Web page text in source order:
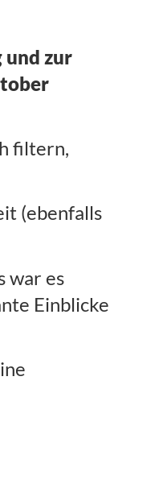
und zur
filtern,
(ebenfalls
war es
Einblicke